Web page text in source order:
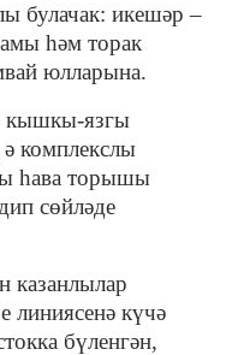
булачак: икешәр –
һәм торак
юлларына.
кышкы-язгы
комплекслы
һава торышы
сөйләде
казанлылар
линиясенә күчә
бүленгән,